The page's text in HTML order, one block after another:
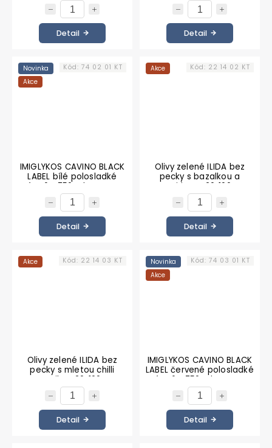
Detail Detail
Novinka
Akce
IMIGLYKOS CAVINO BLACK
LABEL bílé polosladké
víno 6 x 750 ml KARTON
Detail
Kód: 74 02 01 KT Akce
Olivy zelené ILIDA bez
pecky s bazalkou a
tymiánem 20x100 g
KARTON
Detail
Kód: 22 14 02 KT
Akce
Olivy zelené ILIDA bez
pecky s mletou chilli
paprikou 20x100 g
KARTON
Detail
Kód: 22 14 03 KT
Novinka
Akce
IMIGLYKOS CAVINO BLACK
LABEL červené polosladké
víno 6 x 750 ml KARTON
Detail
Kód: 74 03 01 KT